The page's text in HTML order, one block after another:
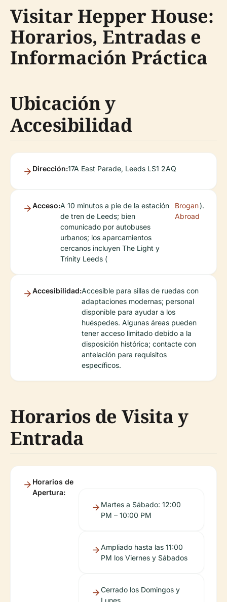
Visitar Hepper House:
Horarios, Entradas e
Información Práctica
Ubicación y
Accesibilidad
Dirección:17A East Parade, Leeds LS1 2AQ
Acceso:A 10 minutos a pie de la estación
de tren de Leeds; bien
comunicado por autobuses
urbanos; los aparcamientos
cercanos incluyen The Light y
Trinity Leeds (
Brogan
Abroad
).
Accesibilidad:Accesible para sillas de ruedas con
adaptaciones modernas; personal
disponible para ayudar a los
huéspedes. Algunas áreas pueden
tener acceso limitado debido a la
disposición histórica; contacte con
antelación para requisitos
específicos.
Horarios de Visita y
Entrada
Horarios de
Apertura:
Martes a Sábado: 12:00
PM – 10:00 PM
Ampliado hasta las 11:00
PM los Viernes y Sábados
Cerrado los Domingos y
Lunes